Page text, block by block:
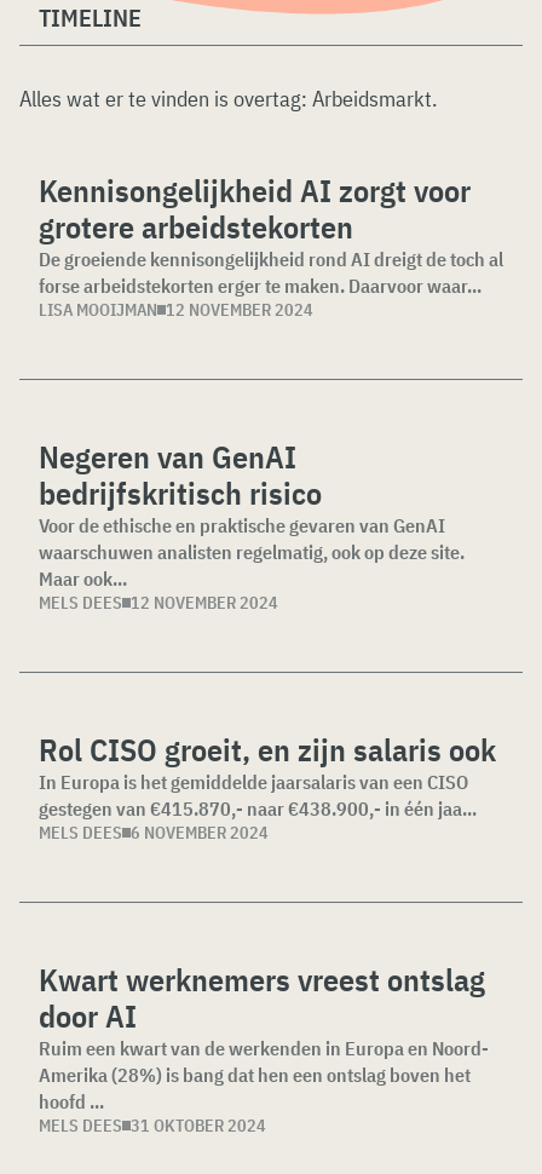
TIMELINE
Alles wat er te vinden is overtag: Arbeidsmarkt.
Kennisongelijkheid AI zorgt voor
grotere arbeidstekorten
De groeiende kennisongelijkheid rond AI dreigt de toch al
forse arbeidstekorten erger te maken. Daarvoor waar...
LISA MOOIJMAN 12 NOVEMBER 2024
Negeren van GenAI
bedrijfskritisch risico
Voor de ethische en praktische gevaren van GenAI
waarschuwen analisten regelmatig, ook op deze site.
Maar ook...
MELS DEES 12 NOVEMBER 2024
Rol CISO groeit, en zijn salaris ook
In Europa is het gemiddelde jaarsalaris van een CISO
gestegen van €415.870,- naar €438.900,- in één jaa...
MELS DEES 6 NOVEMBER 2024
Kwart werknemers vreest ontslag
door AI
Ruim een kwart van de werkenden in Europa en Noord-
Amerika (28%) is bang dat hen een ontslag boven het
hoofd ...
MELS DEES 31 OKTOBER 2024